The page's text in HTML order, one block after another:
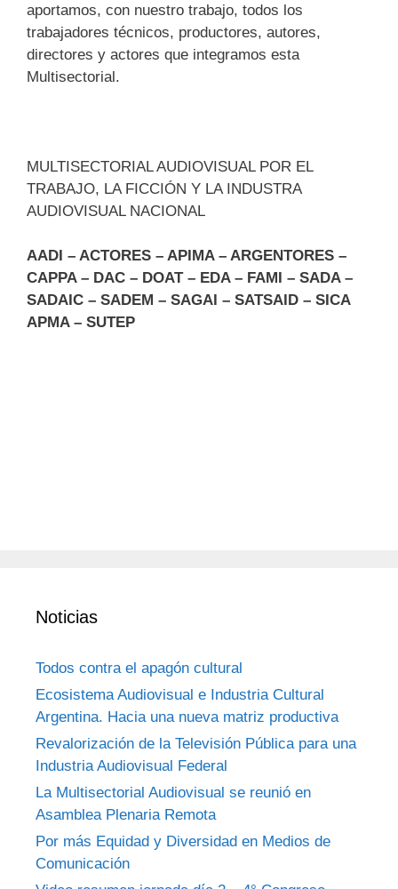
aportamos, con nuestro trabajo, todos los
trabajadores técnicos, productores, autores,
directores y actores que integramos esta
Multisectorial.
MULTISECTORIAL AUDIOVISUAL POR EL
TRABAJO, LA FICCIÓN Y LA INDUSTRA
AUDIOVISUAL NACIONAL
AADI – ACTORES – APIMA – ARGENTORES –
CAPPA – DAC – DOAT – EDA – FAMI – SADA –
SADAIC – SADEM – SAGAI – SATSAID – SICA
APMA – SUTEP
Noticias
Todos contra el apagón cultural
Ecosistema Audiovisual e Industria Cultural
Argentina. Hacia una nueva matriz productiva
Revalorización de la Televisión Pública para una
Industria Audiovisual Federal
La Multisectorial Audiovisual se reunió en
Asamblea Plenaria Remota
Por más Equidad y Diversidad en Medios de
Comunicación